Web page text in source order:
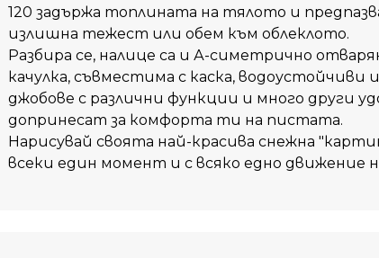
120 задържа топлината на тялото и
излишна тежест или обем към облеклото.
Разбира се, налице са и А-симетрично
качулка, съвместима с каска,
джобове с различни функции и много други
допринесат за комфорта ти на пистата.
Нарисувай своята най-красива снежна
всеки един момент и с всяко едно движение